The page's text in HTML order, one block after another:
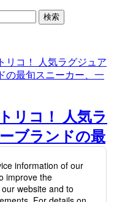
検索
リコ！ 人気ラグジュア
の最旬スニーカー、一
リコ！ 人気ラ
ブランドの最
、一気見せ！